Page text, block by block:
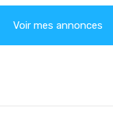
Voir mes annonces